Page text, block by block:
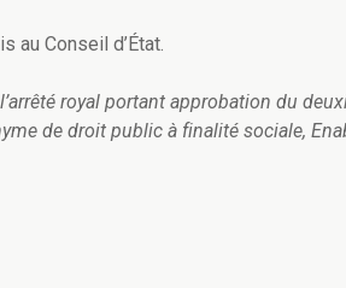
au Conseil d’État.
royal portant approbation du
de droit public à finalité sociale,